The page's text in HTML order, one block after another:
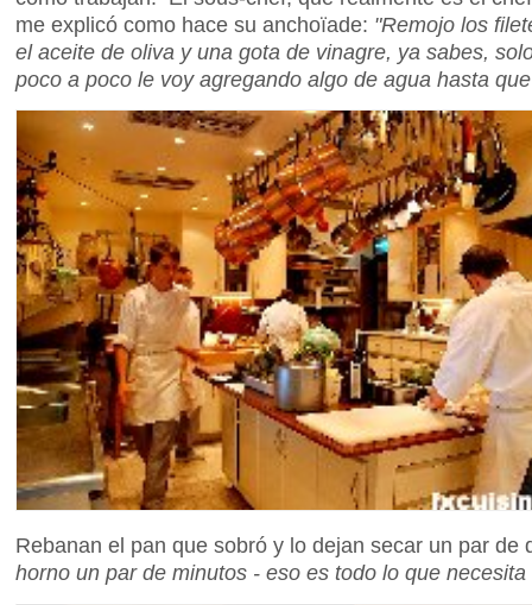
me explicó como hace su anchoïade: "Remojo los
el aceite de oliva y una gota de vinagre, ya sabes,
poco a poco le voy agregando algo de agua hasta
Rebanan el pan que sobró y lo dejan secar un par
horno un par de minutos - eso es todo lo que